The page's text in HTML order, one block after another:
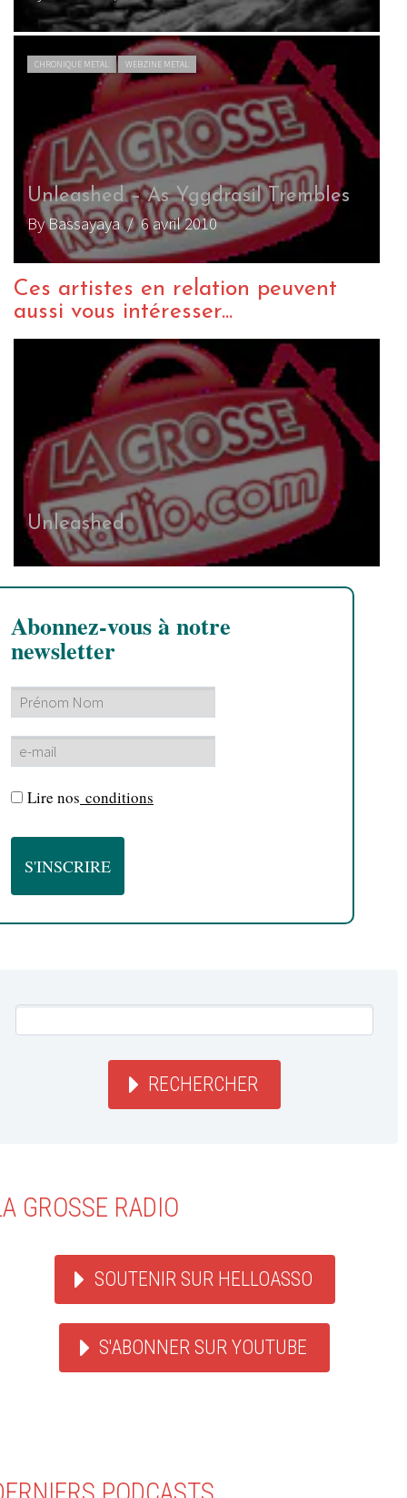
CHRONIQUE METAL WEBZINE METAL
Unleashed – As Yggdrasil Trembles
By Bassayaya/ 6 avril 2010
Ces artistes en relation peuvent
aussi vous intéresser...
Unleashed
Abonnez-vous à notre
newsletter
Lire nos conditions
RECHERCHER
GROSSE RADIO
SOUTENIR SUR HELLOASSO
S'ABONNER SUR YOUTUBE